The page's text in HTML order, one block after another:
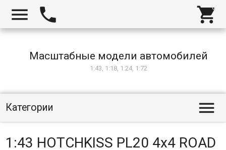
  
Масштабные модели автомобилей
1:43, 1:18, 1:24, 1:72
Категории 
1:43 HOTCHKISS PL20 4x4 ROAD